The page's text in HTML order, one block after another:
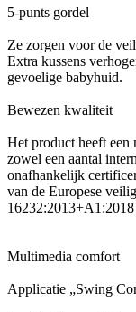
5-punts gordel
Ze zorgen voor de
Extra kussens
gevoelige babyhuid.
Bewezen kwaliteit
Het product heeft een
zowel een aantal
onafhankelijk
van de Europese
16232:2013+A1:2018
Multimedia comfort
Applicatie „Swing